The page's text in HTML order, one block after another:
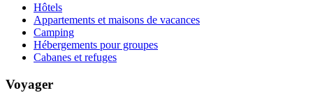
Hôtels
Appartements et maisons de vacances
Camping
Hébergements pour groupes
Cabanes et refuges
Voyager